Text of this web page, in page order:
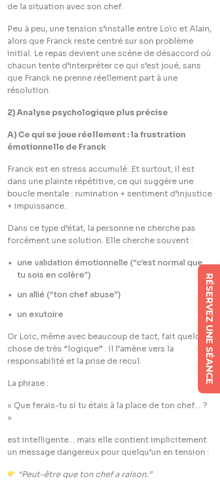
de la situation avec son chef.
Peu à peu, une tension s’installe entre Loïc et Alain,
alors que Franck reste centré sur son problème
initial. Le repas devient une scène de désaccord où
chacun tente d’interpréter ce qui s’est joué, sans
que Franck ne prenne réellement part à une
résolution.
2) Analyse psychologique plus précise
A) Ce qui se joue réellement : la frustration
émotionnelle de Franck
Franck est en stress accumulé. Et surtout, il est
dans une plainte répétitive, ce qui suggère une
boucle mentale : rumination + sentiment d’injustice
+ impuissance.
Dans ce type d’état, la personne ne cherche pas
forcément une solution. Elle cherche souvent :
une validation émotionnelle (“c’est normal que
tu sois en colère”)
un allié (“ton chef abuse”)
un exutoire
Or Loïc, même avec beaucoup de tact, fait quelque
chose de très “logique” : il l’amène vers la
responsabilité et la prise de recul.
La phrase :
« Que ferais-tu si tu étais à la place de ton chef… ?
»
est intelligente… mais elle contient implicitement
un message dangereux pour quelqu’un en tension :
“Peut-être que ton chef a raison.”
RÉSERVEZ UNE SÉANCE